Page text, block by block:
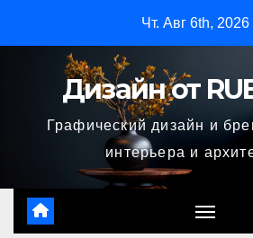
содержимому
Чт. Авг 6th, 2026
Дизайн от
Графический дизайн и
интерьера и